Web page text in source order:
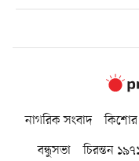
নাগরিক সংবাদ
বন্ধুসভা
চিরন্তন